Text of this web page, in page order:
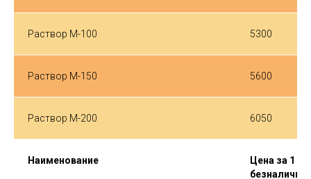
Раствор М-100 5300
Раствор М-150 5600
Раствор М-200 6050
Наименование
Цена за 1